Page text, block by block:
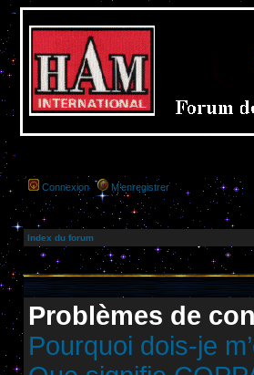
Connexion M’enregistrer
Index du forum
Problèmes de
Pourquoi dois-je